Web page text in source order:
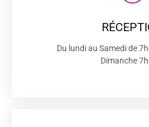
Du lundi au Samedi de
Dimanche